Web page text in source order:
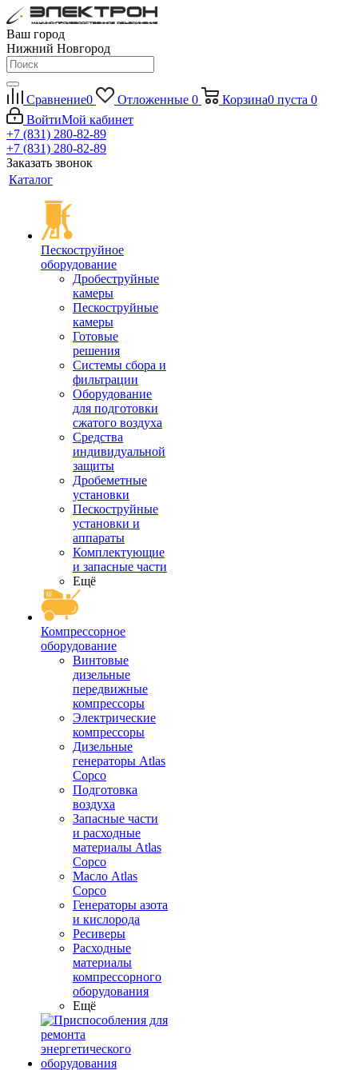
Ваш город
Нижний Новгород
Сравнение0 Отложенные 0 Корзина0 пуста 0
ВойтиМой кабинет
+7 (831) 280-82-89
+7 (831) 280-82-89
Заказать звонок
Каталог
Пескоструйное
оборудование
Дробеструйные
камеры
Пескоструйные
камеры
Готовые
решения
Системы сбора и
фильтрации
Оборудование
для подготовки
сжатого воздуха
Средства
индивидуальной
защиты
Дробеметные
установки
Пескоструйные
установки и
аппараты
Комплектующие
и запасные части
Ещё
Компрессорное
оборудование
Винтовые
дизельные
передвижные
компрессоры
Электрические
компрессоры
Дизельные
генераторы Atlas
Copco
Подготовка
воздуха
Запасные части
и расходные
материалы Atlas
Copco
Масло Atlas
Copco
Генераторы азота
и кислорода
Ресиверы
Расходные
материалы
компрессорного
оборудования
Ещё